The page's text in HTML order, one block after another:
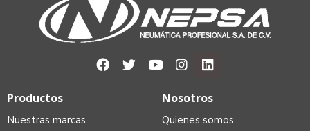
Nosotros
Quienes somos
Productos
Nuestras marcas